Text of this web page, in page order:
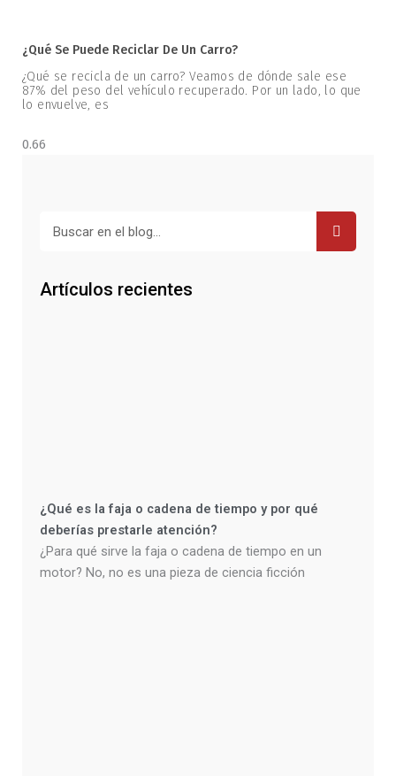
¿Qué Se Puede Reciclar De Un Carro?
¿Qué se recicla de un carro? Veamos de dónde sale ese
87% del peso del vehículo recuperado. Por un lado, lo que
lo envuelve, es
Artículos recientes
¿Qué es la faja o cadena de tiempo y por qué
deberías prestarle atención?
¿Para qué sirve la faja o cadena de tiempo en un
motor? No, no es una pieza de ciencia ficción